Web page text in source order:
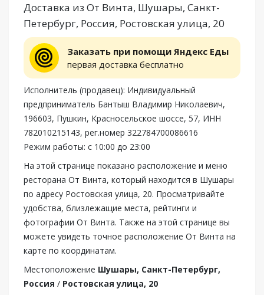
Доставка из От Винта, Шушары, Санкт-
Петербург, Россия, Ростовская улица, 20
Заказать при помощи Яндекс Еды
первая доставка бесплатно
Исполнитель (продавец): Индивидуальный
предприниматель Бантыш Владимир Николаевич,
196603, Пушкин, Красносельское шоссе, 57, ИНН
782010215143, рег.номер 322784700086616
Режим работы: с 10:00 до 23:00
На этой странице показано расположение и меню
ресторана От Винта, который находится в Шушары
по адресу Ростовская улица, 20. Просматривайте
удобства, близлежащие места, рейтинги и
фотографии От Винта. Также на этой странице вы
можете увидеть точное расположение От Винта на
карте по координатам.
Местоположение Шушары, Санкт-Петербург,
Россия / Ростовская улица, 20